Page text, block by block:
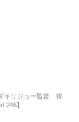
ギリジョー監督 俳
】